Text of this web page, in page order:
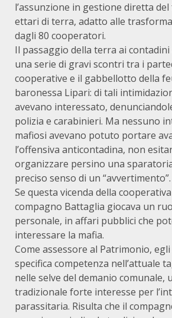
l’assunzione in gestione diretta
ettari di terra, adatto alle
dagli 80 cooperatori.
Il passaggio della terra ai
una serie di gravi scontri tra i
cooperative e il gabbellotto della
baronessa Lipari: di tali
avevano interessato,
polizia e carabinieri. Ma nessuno
mafiosi avevano potuto portare
l’offensiva anticontadina, non
organizzare persino una
preciso senso di un “avvertimento”.
Se questa vicenda della
compagno Battaglia giocava un
personale, in affari pubblici che
interessare la mafia.
Come assessore al Patrimonio,
specifica competenza nell’attuale
nelle selve del demanio comunale,
tradizionale forte interesse per
parassitaria. Risulta che il